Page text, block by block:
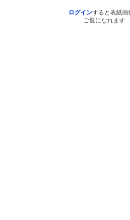
ログインすると表紙画
ご覧になれます